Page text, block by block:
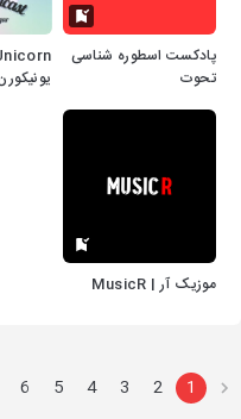
پادکست اسطوره شناسی
تحوت
موزیک آر | MusicR
1
2
3
4
5
6